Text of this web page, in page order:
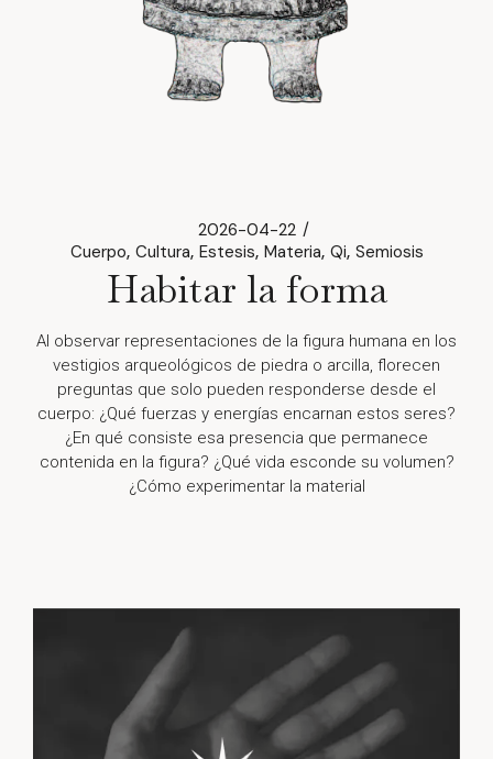
2026-04-22
Cuerpo Cultura Estesis Materia Qi Semiosis
Habitar la forma
Al observar representaciones de la figura humana en los
vestigios arqueológicos de piedra o arcilla, florecen
preguntas que solo pueden responderse desde el
cuerpo: ¿Qué fuerzas y energías encarnan estos seres?
¿En qué consiste esa presencia que permanece
contenida en la figura? ¿Qué vida esconde su volumen?
¿Cómo experimentar la material